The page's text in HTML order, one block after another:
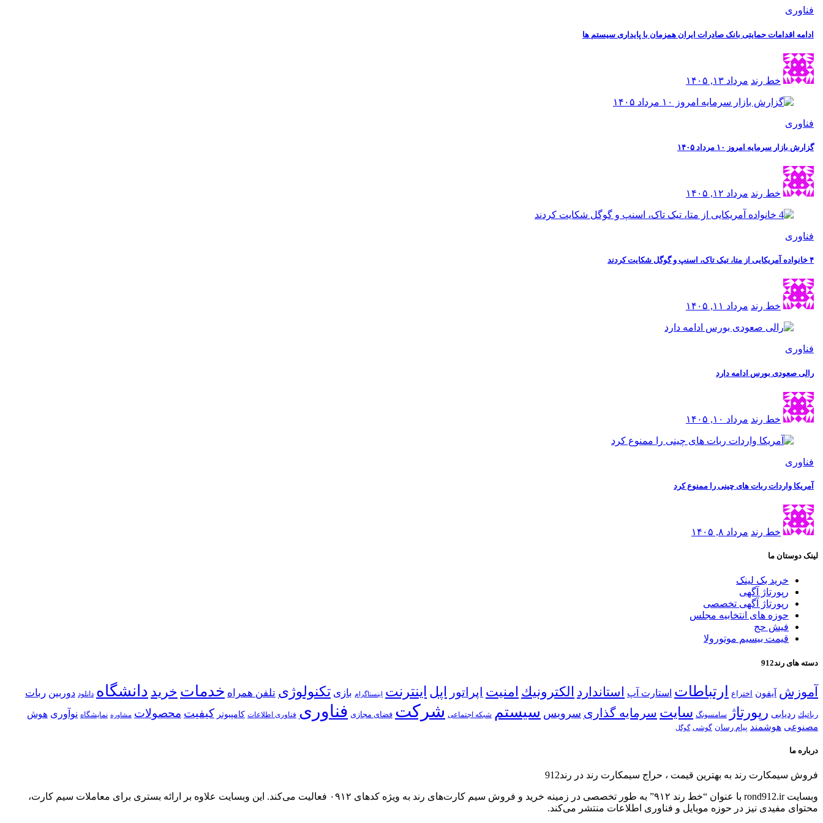
فناوری
ادامه اقدامات حمایتی بانک صادرات ایران همزمان با پایداری سیستم ها
خط رند مرداد ۱۳, ۱۴۰۵
فناوری
گزارش بازار سرمایه امروز ۱۰ مرداد ۱۴۰۵
خط رند مرداد ۱۲, ۱۴۰۵
فناوری
۴ خانواده آمریکایی از متا، تیک تاک، اسنپ و گوگل شکایت کردند
خط رند مرداد ۱۱, ۱۴۰۵
فناوری
رالی صعودی بورس ادامه دارد
خط رند مرداد ۱۰, ۱۴۰۵
فناوری
آمریکا واردات ربات های چینی را ممنوع کرد
خط رند مرداد ۸, ۱۴۰۵
لینک دوستان ما
خرید بک لینک
رپورتاژ آگهی
رپورتاژ آگهی تخصصی
حوزه های انتخابیه مجلس
فیش حج
قیمت بیسیم موتورولا
دسته های رند912
آموزش آیفون اختراع ارتباطات استارت آپ استاندارد الكترونیك امنیت اپراتور اپل اینترنت اینستاگرام بازی تكنولوژی تلفن همراه خدمات خرید دانشگاه دانلود دوربین ربات
رباتیك ردیابی رپورتاژ سامسونگ سایت سرمایه گذاری سرویس سیستم شبكه اجتماعی شركت فضای مجازی فناوری فناوری اطلاعات كامپیوتر كیفیت محصولات مشاوره نمایشگاه نوآوری هوش
مصنوعی هوشمند پیام رسان گوشی گوگل
درباره ما
فروش سیمكارت رند به بهترین قیمت ، حراج سیمكارت رند در رند912
وبسایت rond912.ir با عنوان “خط رند ۹۱۲” به طور تخصصی در زمینه خرید و فروش سیم کارت‌های رند به ویژه کدهای ۰۹۱۲ فعالیت می‌کند. این وبسایت علاوه بر ارائه بستری برای معاملات سیم کارت،
محتوای مفیدی نیز در حوزه موبایل و فناوری اطلاعات منتشر می‌کند.